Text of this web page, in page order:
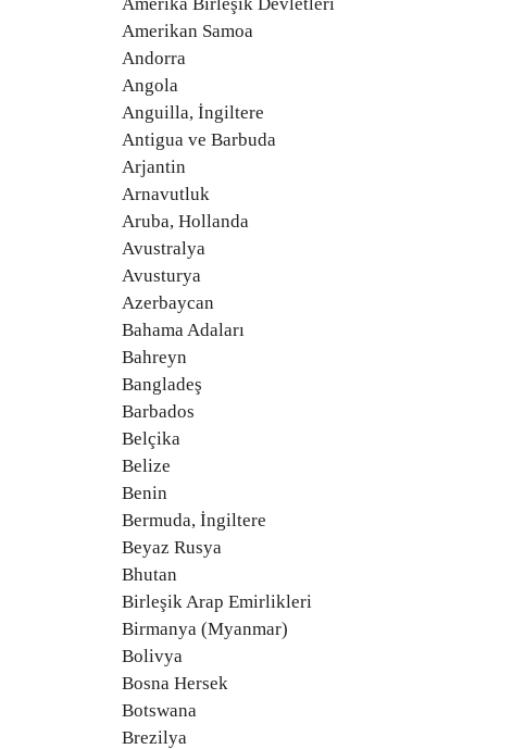
Amerikan Samoa
Andorra
Angola
Anguilla, İngiltere
Antigua ve Barbuda
Arjantin
Arnavutluk
Aruba, Hollanda
Avustralya
Avusturya
Azerbaycan
Bahama Adaları
Bahreyn
Bangladeş
Barbados
Belçika
Belize
Benin
Bermuda, İngiltere
Beyaz Rusya
Bhutan
Birleşik Arap Emirlikleri
Birmanya (Myanmar)
Bolivya
Bosna Hersek
Botswana
Brezilya